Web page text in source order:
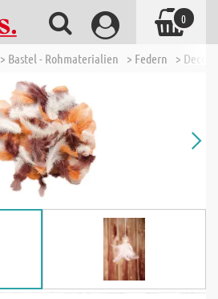
> Bastel - Rohmaterialien > Federn >
0